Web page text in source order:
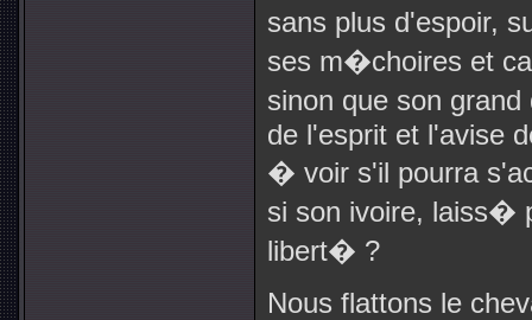
sans plus d'espoir,
ses m�choires et
sinon que son
de l'esprit et l'avise
� voir s'il pourra
si son ivoire,
libert� ?
Nous flattons le